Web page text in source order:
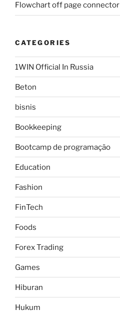
Flowchart off page connector
CATEGORIES
1WIN Official In Russia
Beton
bisnis
Bookkeeping
Bootcamp de programação
Education
Fashion
FinTech
Foods
Forex Trading
Games
Hiburan
Hukum